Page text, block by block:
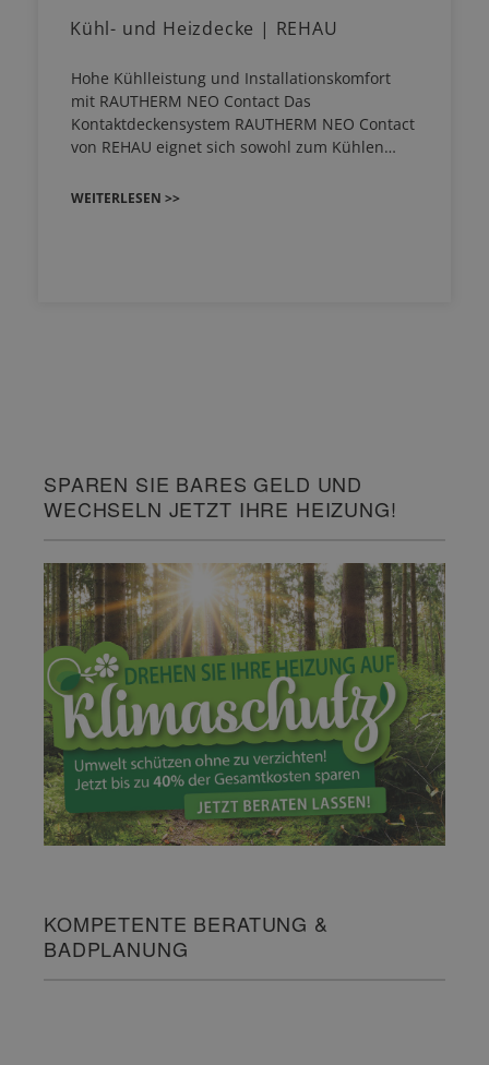
Kühl- und Heizdecke | REHAU
Hohe Kühlleistung und Installationskomfort
mit RAUTHERM NEO Contact Das
Kontaktdeckensystem RAUTHERM NEO Contact
von REHAU eignet sich sowohl zum Kühlen…
WEITERLESEN >>
SPAREN SIE BARES GELD UND
WECHSELN JETZT IHRE HEIZUNG!
KOMPETENTE BERATUNG &
BADPLANUNG